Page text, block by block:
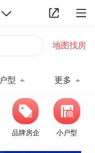
地图找房
户型 更多
品牌房企 小户型